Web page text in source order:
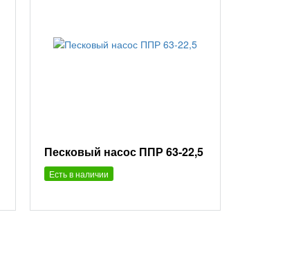
Песковый насос ППР 63-22,5
Есть в наличии